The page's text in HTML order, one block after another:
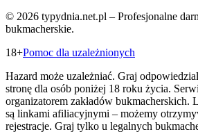
© 2026 typydnia.net.pl – Profesjonalne
bukmacherskie.
18+Pomoc dla uzależnionych
Hazard może uzależniać. Graj
stronę dla osób poniżej 18 roku życia.
organizatorem zakładów bukmacherskich.
są linkami afiliacyjnymi – możemy
rejestracje. Graj tylko u legalnych